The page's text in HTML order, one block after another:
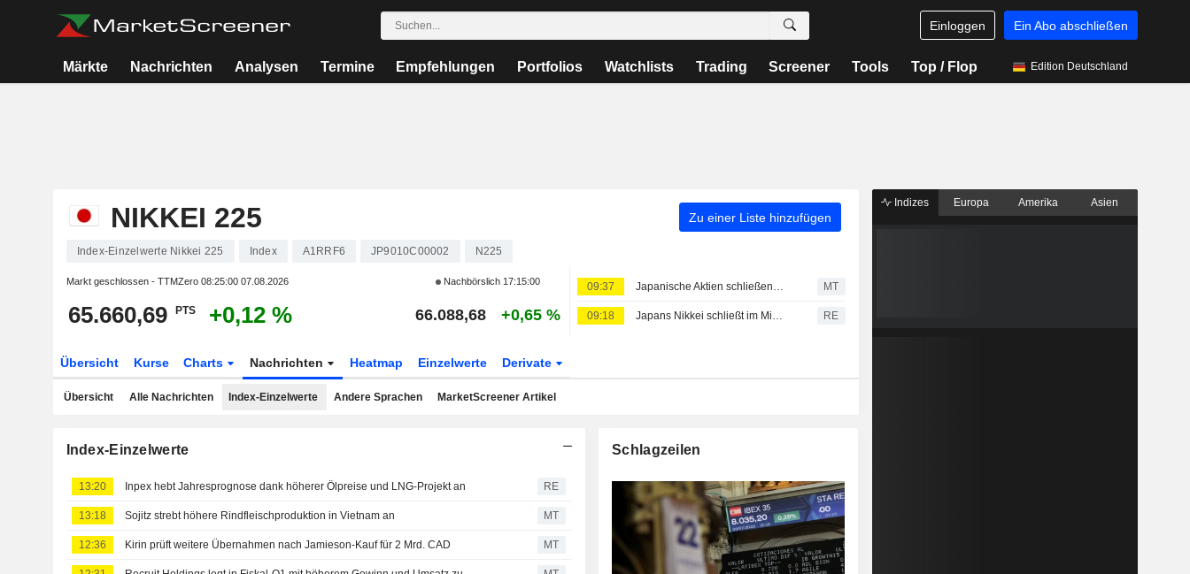
Einloggen Ein Abo abschließen
Märkte Nachrichten Analysen Termine Empfehlungen Portfolios Watchlists Trading Screener Tools Top / Flop Edition Deutschland
NIKKEI 225 Zu einer Liste hinzufügen
Index-Einzelwerte Nikkei 225 Index A1RRF6 JP9010C00002 N225
Markt geschlossen - TTMZero 08:25:00 07.08.2026 Nachbörslich 17:15:00
65.660,69 PTS +0,12 % 66.088,68 +0,65 %
09:37 Japanische Aktien schließen knapp im Minus vor US-Arbeitsmarktdaten, Öl legt zu MT
09:18 Japans Nikkei schließt im Minus, KI-nahe Aktien geben nach RE
Übersicht Kurse Charts Nachrichten Heatmap Einzelwerte Derivate
Übersicht Alle Nachrichten Index-Einzelwerte Andere Sprachen MarketScreener Artikel
Index-Einzelwerte
13:20 Inpex hebt Jahresprognose dank höherer Ölpreise und LNG-Projekt an RE
13:18 Sojitz strebt höhere Rindfleischproduktion in Vietnam an MT
12:36 Kirin prüft weitere Übernahmen nach Jamieson-Kauf für 2 Mrd. CAD MT
Schlagzeilen
Indizes Europa Amerika Asien